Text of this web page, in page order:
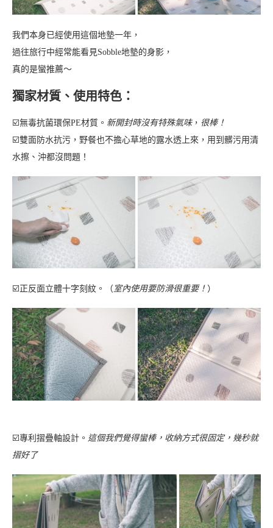
我們本身已經使用這個地墊一年，
過往旅行中經常能看見Sobble地墊的身影，
真的是蠻推薦～
獨家材質、使用特色：
☑️無毒抗菌環保PE材質。 新開封時沒有特殊氣味， 很棒！
☑️雙面防水抗污，野餐也不擔心草地的露水透上來，用到髒污用清
水擦、沖都沒問題！
☑️正反面立體十字刻紋。（室內使用要防滑很重要！ ）
☑️專利摺疊軸設計。 這個我們覺得蠻棒，收納方式很固定，幾秒就
摺好了